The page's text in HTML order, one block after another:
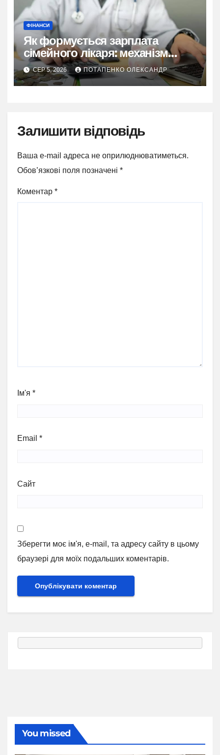
ФІНАНСИ
Як формується зарплата
сімейного лікаря: механізм
2026
СЕР 5, 2026 ПОТАПЕНКО ОЛЕКСАНДР
Залишити відповідь
Ваша e-mail адреса не оприлюднюватиметься.
Обов’язкові поля позначені *
Коментар *
Ім'я *
Email *
Сайт
Зберегти моє ім'я, e-mail, та адресу сайту в цьому
браузері для моїх подальших коментарів.
You missed